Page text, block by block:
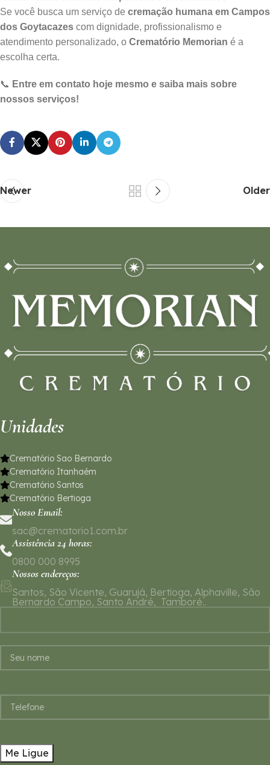
Se você busca um serviço de cremação humana em Campos
dos Goytacazes com dignidade, profissionalismo e
atendimento personalizado, o Crematório Memorian é a
escolha certa.
📞 Entre em contato hoje mesmo e saiba mais sobre
nossos serviços!
Newer Older
Unidades
Crematório Sao Bernardo
Crematório Itanhaém
Crematório Santos
Crematório Bertioga
Nosso Email:
sac@crematorio1.com.br
Assistência 24 horas:
0800 000 8995
Nossos endereços:
Santos, São Vicente, Guarujá, Bertioga, Alphaville, São
Bernardo Campo, Santo André, Tamboré..